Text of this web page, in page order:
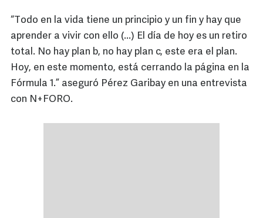
“Todo en la vida tiene un principio y un fin y hay que
aprender a vivir con ello (...) El día de hoy es un retiro
total. No hay plan b, no hay plan c, este era el plan.
Hoy, en este momento, está cerrando la página en la
Fórmula 1.” aseguró Pérez Garibay en una entrevista
con N+FORO.